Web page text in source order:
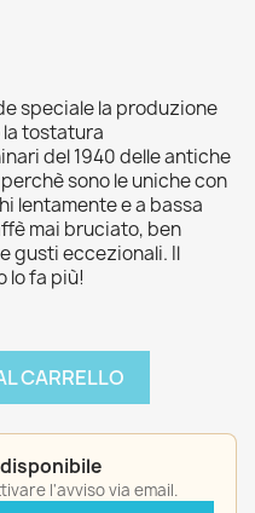
speciale la produzione
tostatura
del 1940 delle antiche
sono le uniche con
lentamente e a bassa
mai bruciato, ben
gusti eccezionali. Il
lo fa più!
CARRELLO
l'avviso via email.